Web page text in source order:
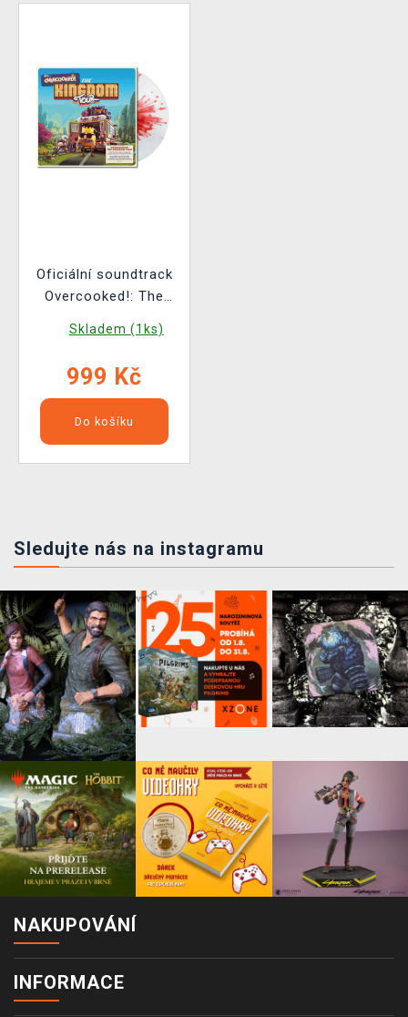
Oficiální soundtrack
Overcooked!: The
Skladem (1ks)
999 Kč
Do košíku
Sledujte nás na instagramu
NAKUPOVÁNÍ
INFORMACE